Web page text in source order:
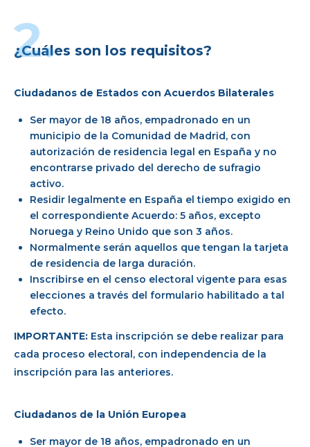
2.
¿Cuáles son los requisitos?
Ciudadanos de Estados con Acuerdos Bilaterales
Ser mayor de 18 años, empadronado en un
municipio de la Comunidad de Madrid, con
autorización de residencia legal en España y no
encontrarse privado del derecho de sufragio
activo.
Residir legalmente en España el tiempo exigido en
el correspondiente Acuerdo: 5 años, excepto
Noruega y Reino Unido que son 3 años.
Normalmente serán aquellos que tengan la tarjeta
de residencia de larga duración.
Inscribirse en el censo electoral vigente para esas
elecciones a través del formulario habilitado a tal
efecto.
IMPORTANTE: Esta inscripción se debe realizar para
cada proceso electoral, con independencia de la
inscripción para las anteriores.
Ciudadanos de la Unión Europea
Ser mayor de 18 años, empadronado en un